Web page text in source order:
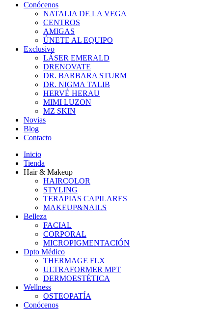
Conócenos
NATALIA DE LA VEGA
CENTROS
AMIGAS
ÚNETE AL EQUIPO
Exclusivo
LÁSER EMERALD
DRENOVATE
DR. BARBARA STURM
DR. NIGMA TALIB
HERVÉ HERAU
MIMI LUZON
MZ SKIN
Novias
Blog
Contacto
Inicio
Tienda
Hair & Makeup
HAIRCOLOR
STYLING
TERAPIAS CAPILARES
MAKEUP&NAILS
Belleza
FACIAL
CORPORAL
MICROPIGMENTACIÓN
Dpto Médico
THERMAGE FLX
ULTRAFORMER MPT
DERMOESTÉTICA
Wellness
OSTEOPATÍA
Conócenos